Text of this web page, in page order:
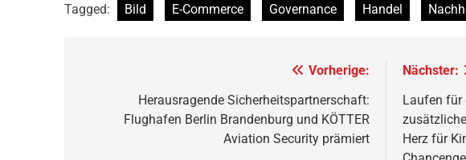
Tagged: Bild E-Commerce Governance Handel
Vorherige:
Herausragende Sicherheitspartnerschaft:
Flughafen Berlin Brandenburg und KÖTTER
Aviation Security prämiert
Nächster:
Laufen für
Herz für